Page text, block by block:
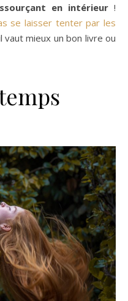
en intérieur !
se laisser tenter par les
vaut mieux un bon livre ou